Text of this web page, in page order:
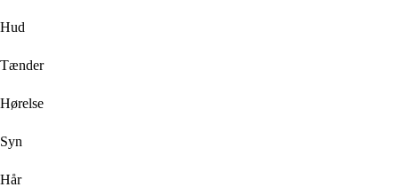
Hud
Tænder
Hørelse
Syn
Hår